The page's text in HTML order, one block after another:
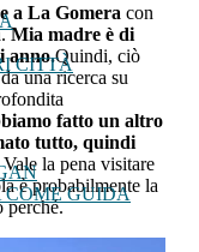
CITTÀ
COME GUIDA
a La Gomera con
Mia madre è di
anno.Quindi, ciò
una ricerca su
fatto un altro
tutto, quindi
Vale la pena visitare
è probabilmente la
perché.